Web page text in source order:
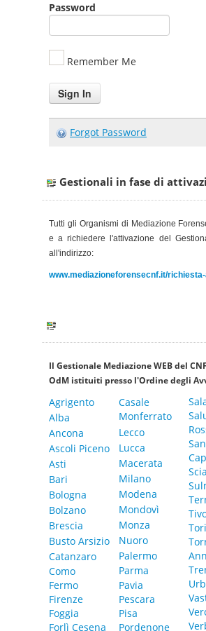
Password
Remember Me
Forgot Password
Gestionali in fase di
Tutti gli Organismi di Mediazione
e a richiedere l'attivazione del
all'indirizzo:
www.mediazioneforensecnf.it/
Il Gestionale Mediazione WEB del
OdM istituiti presso l'Ordine degli
Agrigento
Alba
Ancona
Ascoli Piceno
Asti
Bari
Bologna
Bolzano
Brescia
Busto Arsizio
Catanzaro
Como
Fermo
Firenze
Foggia
Forlì Cesena
Casale
Monferrato
Lecco
Lucca
Macerata
Milano
Modena
Mondovì
Monza
Nuoro
Palermo
Parma
Pavia
Pescara
Pisa
Pordenone